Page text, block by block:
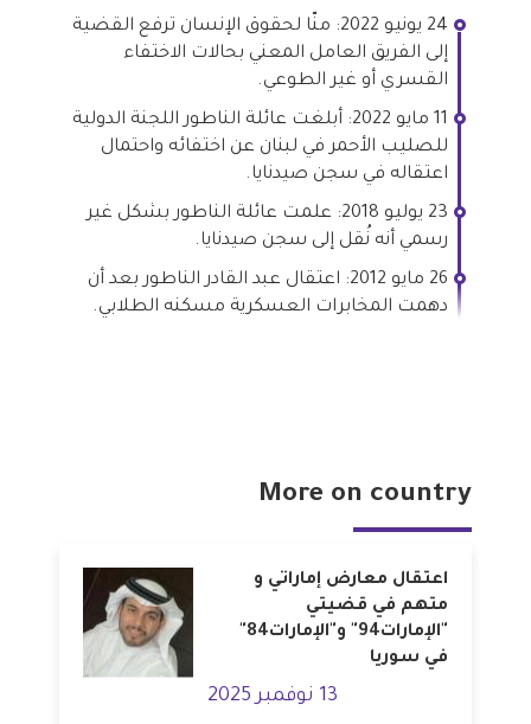
24 يونيو 2022: منّا لحقوق الإنسان ترفع القضية
إلى الفريق العامل المعني بحالات الاختفاء
القسري أو غير الطوعي.
11 مايو 2022: أبلغت عائلة الناطور اللجنة الدولية
للصليب الأحمر في لبنان عن اختفائه واحتمال
اعتقاله في سجن صيدنايا.
23 يوليو 2018: علمت عائلة الناطور بشكل غير
رسمي أنه نُقل إلى سجن صيدنايا.
26 مايو 2012: اعتقال عبد القادر الناطور بعد أن
دهمت المخابرات العسكرية مسكنه الطلابي.
More on country
اعتقال معارض إماراتي و
متهم في قضيتي
"الإمارات94" و"الإمارات84"
في سوريا
13 نوفمبر 2025